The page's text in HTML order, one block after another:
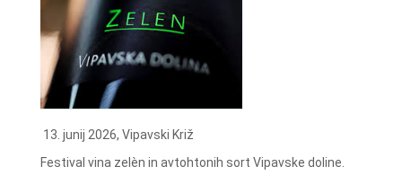
13. junij 2026, Vipavski Križ
Festival vina zelèn in avtohtonih sort Vipavske doline.